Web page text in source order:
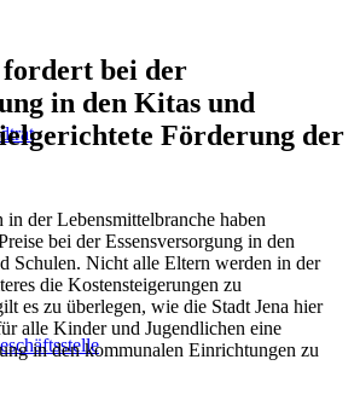
bei der
in den Kitas und
Förderung der
in der Lebensmittelbranche haben
bei der Essensversorgung in den
Schulen. Nicht alle Eltern werden in der
die Kostensteigerungen zu
es zu überlegen, wie die Stadt Jena hier
alle Kinder und Jugendlichen eine
in den kommunalen Einrichtungen zu